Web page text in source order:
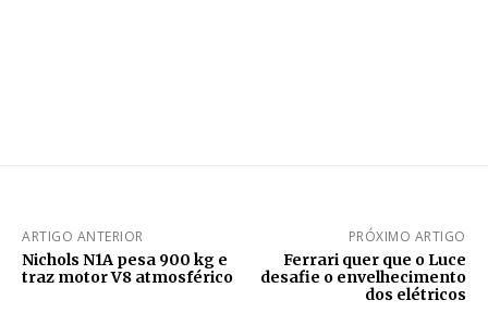
ARTIGO ANTERIOR
Nichols N1A pesa 900 kg e
traz motor V8 atmosférico
PRÓXIMO ARTIGO
Ferrari quer que o Luce
desafie o envelhecimento
dos elétricos